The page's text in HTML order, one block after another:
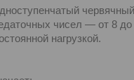
чисел — от 8
нагрузкой.